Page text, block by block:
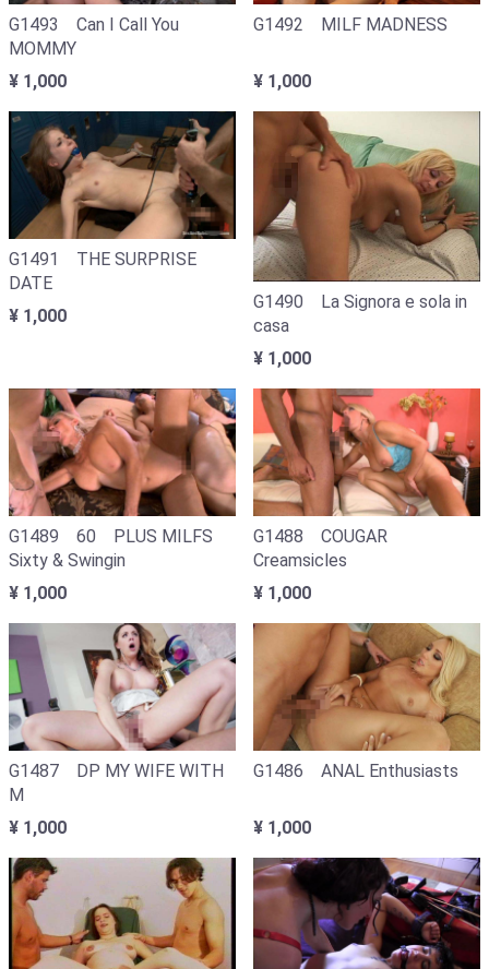
G1493 Can I Call You
MOMMY
¥ 1,000
G1492 MILF MADNESS
¥ 1,000
G1491 THE SURPRISE
DATE
¥ 1,000
G1490 La Signora e sola in
casa
¥ 1,000
G1489 60 PLUS MILFS
Sixty & Swingin
¥ 1,000
G1488 COUGAR
Creamsicles
¥ 1,000
G1487 DP MY WIFE WITH
M
¥ 1,000
G1486 ANAL Enthusiasts
¥ 1,000